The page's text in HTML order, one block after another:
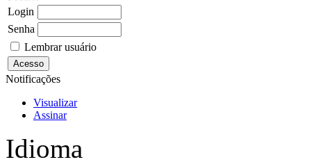
Login
Senha
Lembrar usuário
Notificações
Visualizar
Assinar
Idioma